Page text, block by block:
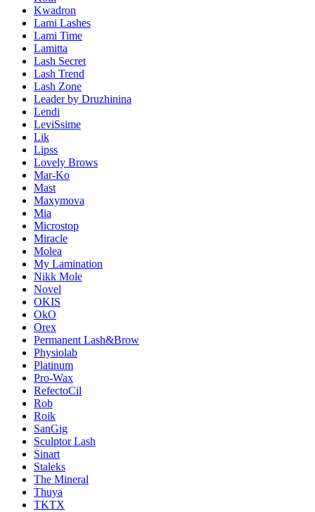
Kwadron
Lami Lashes
Lami Time
Lamitta
Lash Secret
Lash Trend
Lash Zone
Leader by Druzhinina
Lendi
LeviSsime
Lik
Lipss
Lovely Brows
Mar-Ko
Mast
Maxymova
Mia
Microstop
Miracle
Molea
My Lamination
Nikk Mole
Novel
OKIS
OkO
Orex
Permanent Lash&Brow
Physiolab
Platinum
Pro-Wax
RefectoCil
Rob
Roik
SanGig
Sculptor Lash
Sinart
Staleks
The Mineral
Thuya
TKTX